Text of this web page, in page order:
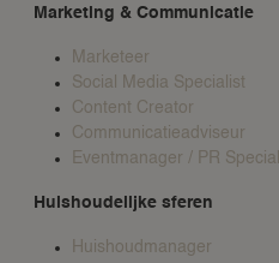
Marketing & Communicatie
Marketeer
Social Media Specialist
Content Creator
Communicatieadviseur
Eventmanager / PR
Huishoudelijke sferen
Huishoudmanager